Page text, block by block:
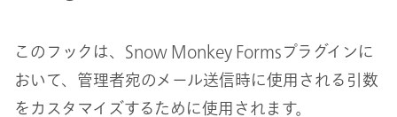
このフックは、Snow Monkey Formsプラグインに
おいて、管理者宛のメール送信時に使用される引数
をカスタマイズするために使用されます。